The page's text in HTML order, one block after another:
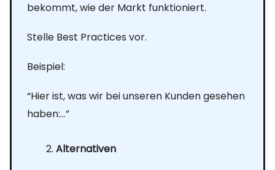
bekommt, wie der Markt funktioniert.
Stelle Best Practices vor.
Beispiel:
“Hier ist, was wir bei unseren Kunden gesehen
haben:…”
Alternativen